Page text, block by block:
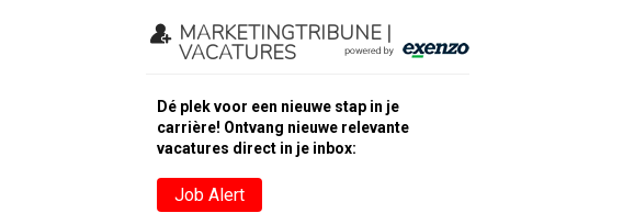
MARKETINGTRIBUNE |
VACATURES
Dé plek voor een nieuwe stap in je
carrière! Ontvang nieuwe relevante
vacatures direct in je inbox:
Job Alert